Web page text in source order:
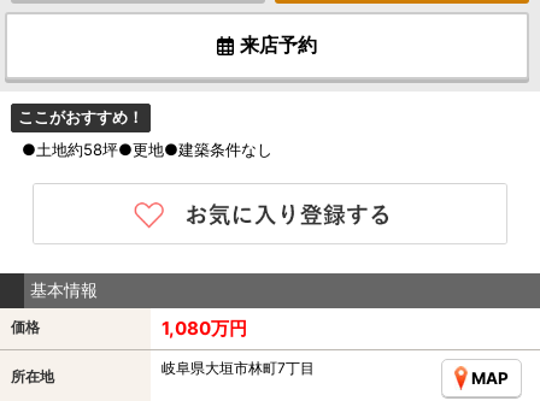
来店予約
ここがおすすめ！
●土地約58坪●更地●建築条件なし
基本情報
価格 1,080万円
所在地 岐阜県大垣市林町7丁目
MAP